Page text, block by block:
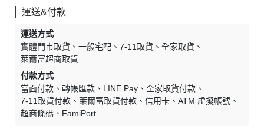
運送&付款
運送方式
實體門市取貨
一般宅配 7-11取貨
全家取貨
萊爾富超商取貨
付款方式
當面付款
轉帳匯款 LINE Pay
全家取貨付款
7-11取貨付款
萊爾富取貨付款 信用卡
ATM 虛擬帳號
超商條碼
FamiPort